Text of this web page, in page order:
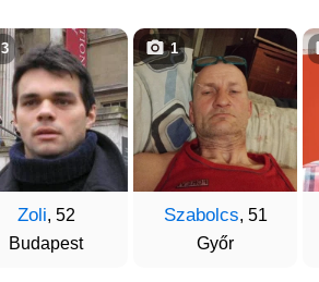
Zoli, 52
Budapest
3
Szabolcs, 51
Győr
1